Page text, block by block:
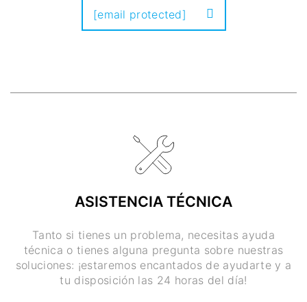
[email protected]
ASISTENCIA TÉCNICA
Tanto si tienes un problema, necesitas ayuda
técnica o tienes alguna pregunta sobre nuestras
soluciones: ¡estaremos encantados de ayudarte y a
tu disposición las 24 horas del día!